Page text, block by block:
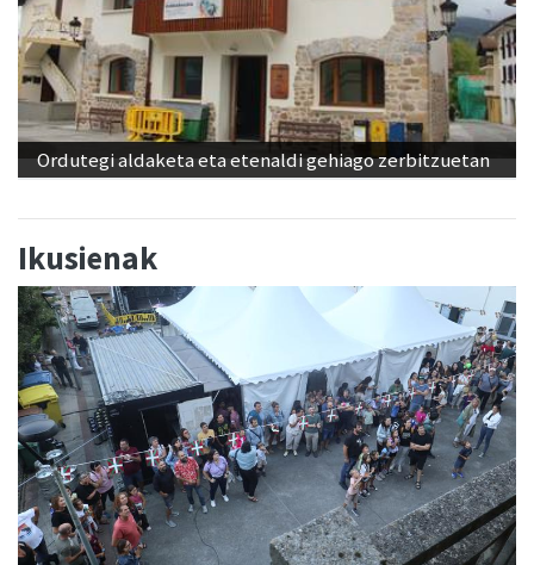
Ordutegi aldaketa eta etenaldi gehiago zerbitzuetan
Ikusienak